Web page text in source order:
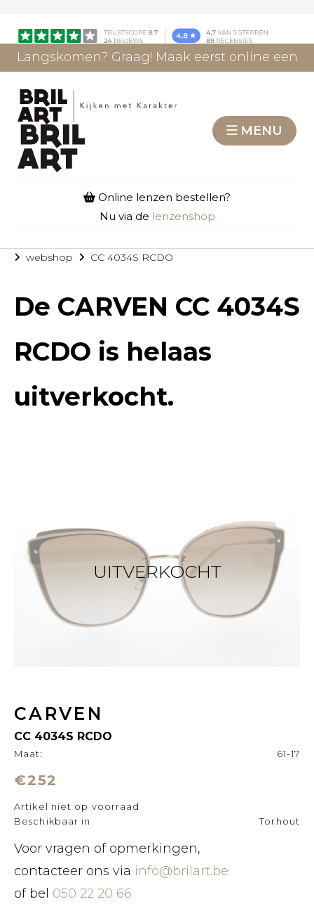
Langskomen? Graag! Maak eerst online een
MENU
Online lenzen bestellen?
Nu via de lenzenshop
webshop CC 4034S RCDO
De CARVEN CC 4034S
RCDO is helaas
uitverkocht.
UITVERKOCHT
CARVEN
CC 4034S RCDO
Maat: 61-17
€252
Artikel niet op voorraad
Beschikbaar in
Torhout
Voor vragen of opmerkingen,
contacteer ons via info@brilart.be
of bel 050 22 20 66